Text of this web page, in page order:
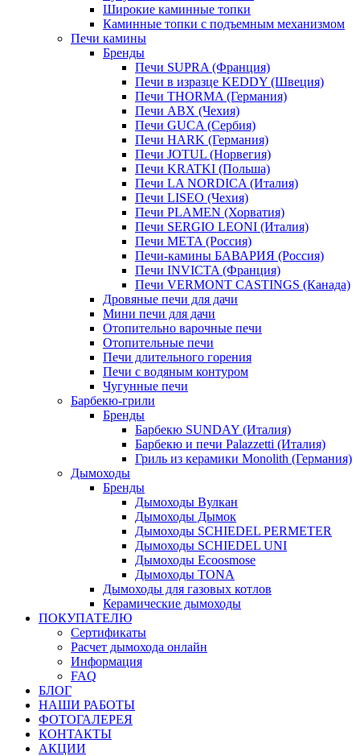
Широкие каминные топки
Каминные топки с подъемным механизмом
Печи камины
Бренды
Печи SUPRA (Франция)
Печи в изразце KEDDY (Швеция)
Печи THORMA (Германия)
Печи ABX (Чехия)
Печи GUCA (Сербия)
Печи HARK (Германия)
Печи JOTUL (Норвегия)
Печи KRATKI (Польша)
Печи LA NORDICA (Италия)
Печи LISEO (Чехия)
Печи PLAMEN (Хорватия)
Печи SERGIO LEONI (Италия)
Печи META (Россия)
Печи-камины БАВАРИЯ (Россия)
Печи INVICTA (Франция)
Печи VERMONT CASTINGS (Канада)
Дровяные печи для дачи
Мини печи для дачи
Отопительно варочные печи
Отопительные печи
Печи длительного горения
Печи с водяным контуром
Чугунные печи
Барбекю-грили
Бренды
Барбекю SUNDAY (Италия)
Барбекю и печи Palazzetti (Италия)
Гриль из керамики Monolith (Германия)
Дымоходы
Бренды
Дымоходы Вулкан
Дымоходы Дымок
Дымоходы SCHIEDEL PERMETER
Дымоходы SCHIEDEL UNI
Дымоходы Ecoosmose
Дымоходы TONA
Дымоходы для газовых котлов
Керамические дымоходы
ПОКУПАТЕЛЮ
Сертификаты
Расчет дымохода онлайн
Информация
FAQ
БЛОГ
НАШИ РАБОТЫ
ФОТОГАЛЕРЕЯ
КОНТАКТЫ
АКЦИИ